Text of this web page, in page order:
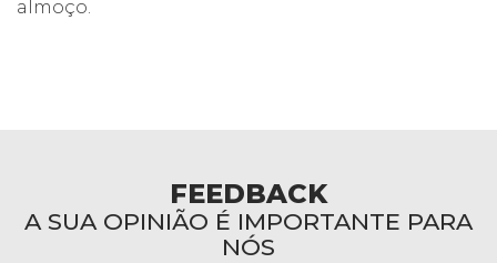
almoço.
FEEDBACK
A SUA OPINIÃO É IMPORTANTE PARA
NÓS